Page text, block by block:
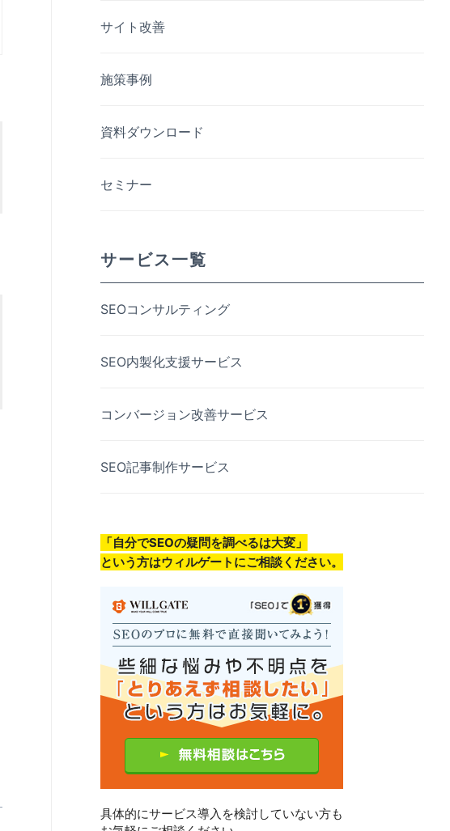
サイト改善
施策事例
資料ダウンロード
セミナー
サービス一覧
SEOコンサルティング
SEO内製化支援サービス
コンバージョン改善サービス
SEO記事制作サービス
「自分でSEOの疑問を調べるは大変」
という方はウィルゲートにご相談ください。
具体的にサービス導入を検討していない方も